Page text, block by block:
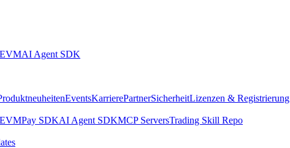
AI Agent SDK
EventsKarrierePartnerSicherheitLizenzen & Registrierung
Pay SDKAI Agent SDKMCP ServersTrading Skill Repo